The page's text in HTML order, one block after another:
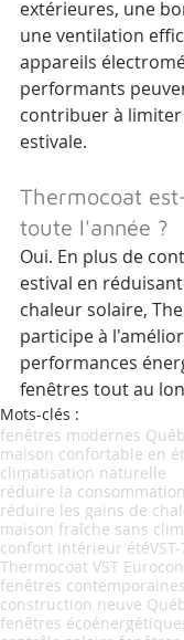
extérieures, une
une ventilation
appareils
performants
contribuer à
estivale.
Thermocoat
toute l'année ?
Oui. En plus de
estival en
chaleur solaire,
participe à
performances
fenêtres tout au
Mots-clés :
fenêtres modernes
maison confortable en
climatisation naturelle
réduire la
réduire les gains de
maison fraîche sans
confort intérieur été
Thermocoat VST Euro
fenêtres contemporaines
construction neuve
fenêtres